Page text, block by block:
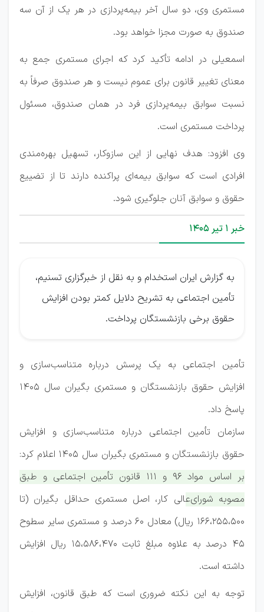
مستمری وی، دو سال آخر بیمه‌پردازی در هر یک از آن سه
صندوق به صورت مجزا خواهد بود.‌
اسمعیلی در ادامه تأکید کرد که اجرای مستمری جمع به
معنای تغییر قانون برای عموم نیست و هر صندوق صرفاً به
نسبت سوابق بیمه‌پردازی فرد در همان صندوق، مسئول
پرداخت مستمری است.
وی افزود: هدف نهایی از این سازوکار، تسهیل بهره‌مندی
افرادی است که سوابق بیمه‌ای پراکنده دارند تا از تضییع
حقوق و سوابق آنان جلوگیری شود.
خبر ۱ تیر ۱۴۰۵
به گزارش ایران استخدام و به نقل از خبرگزاری تسنیم،
تأمین اجتماعی به تشریح دلایل کمتر بودن افزایش
حقوق برخی بازنشستگان پرداخت.
تأمین اجتماعی به یک پرسش درباره متناسب‌سازی و
افزایش حقوق بازنشستگان و مستمری بگیران سال 1405
پاسخ داد.
سازمان تأمین اجتماعی درباره متناسب‌سازی و افزایش
حقوق بازنشستگان و مستمری بگیران سال 1405 اعلام کرد:
بر اساس مواد 96 و 111 قانون تأمین اجتماعی و طبق
مصوبه شورای‌عالی کار، اصل مستمری حداقل بگیران (تا
166،255،500 ریال) معادل 60 درصد و مستمری سایر سطوح
45 درصد به علاوه مبلغ ثابت 15،586،470 ریال افزایش
داشته است.
توجه به این نکته ضروری است که طبق قانون، افزایش‌